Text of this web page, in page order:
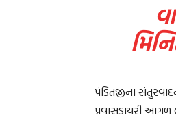
પંડિતજીના
પ્રવાસડાયરી